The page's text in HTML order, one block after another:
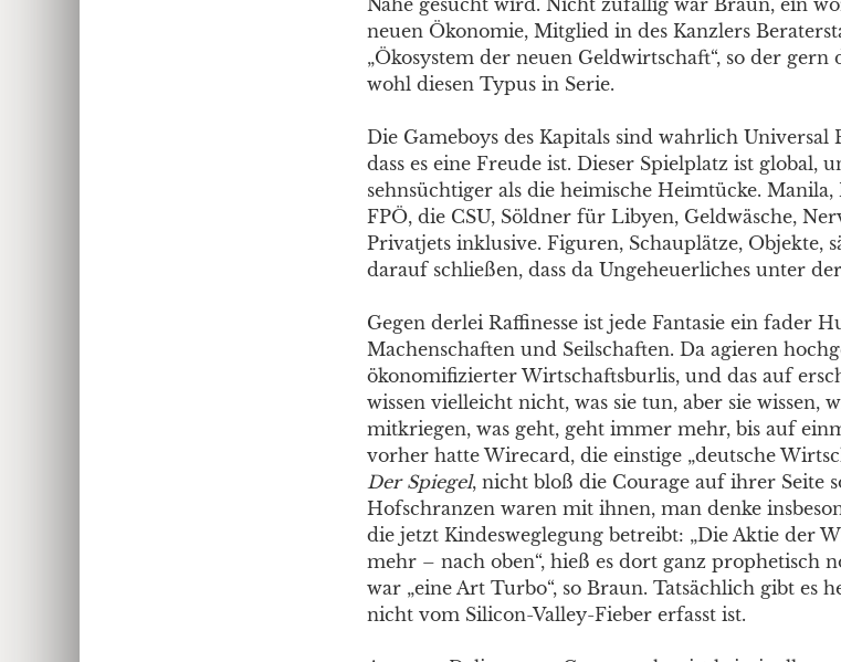
Nähe gesucht wird. Nicht zufällig war Braun, ein
neuen Ökonomie, Mitglied in des Kanzlers
„Ökosystem der neuen Geldwirtschaft“, so der
wohl diesen Typus in Serie.
Die Gameboys des Kapitals sind wahrlich
dass es eine Freude ist. Dieser Spielplatz ist global,
sehnsüchtiger als die heimische Heimtücke.
FPÖ, die CSU, Söldner für Libyen, Geldwäsche,
Privatjets inklusive. Figuren, Schauplätze, Objekte,
darauf schließen, dass da Ungeheuerliches unter
Gegen derlei Raffinesse ist jede Fantasie ein fader
Machenschaften und Seilschaften. Da agieren
ökonomifizierter Wirtschaftsburlis, und das auf
wissen vielleicht nicht, was sie tun, aber sie wissen,
mitkriegen, was geht, geht immer mehr, bis auf
vorher hatte Wirecard, die einstige „deutsche
Der Spiegel, nicht bloß die Courage auf ihrer Seite
Hofschranzen waren mit ihnen, man denke
die jetzt Kindesweglegung betreibt: „Die Aktie der
mehr – nach oben“, hieß es dort ganz prophetisch
war „eine Art Turbo“, so Braun. Tatsächlich gibt es
nicht vom Silicon-Valley-Fieber erfasst ist.